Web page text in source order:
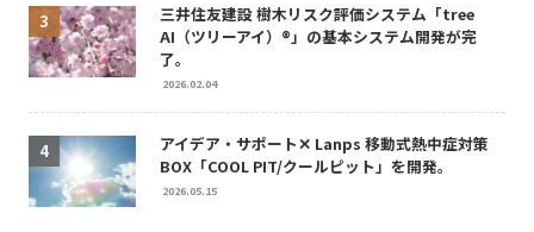
三井住友建設 樹木リスク評価システム「tree
AI（ツリーアイ）®」の基本システム開発が完
了。
2026.02.04
アイデア・サポート✕ Lanps 移動式熱中症対策
BOX「COOL PIT/クールピット」を開発。
2026.05.15